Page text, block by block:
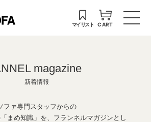
マイリスト CART
magazine
新着情報
ファ専門スタッフからの
まめ知識」を、フランネルマガジンとし